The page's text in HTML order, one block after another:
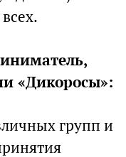
«Дикоросы»:
групп и